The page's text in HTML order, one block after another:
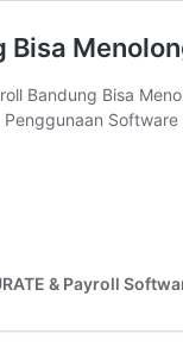
Bisa
Bandung Bisa
& Payroll